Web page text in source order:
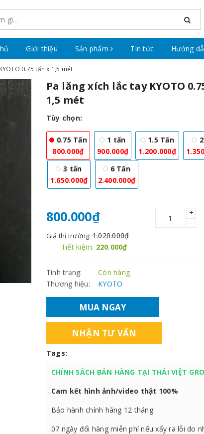
Giới thiệu Sản phẩm Tin tức Hướng
0.75 tấn x 1,5 mét
Pa lăng xích lắc tay KYOTO
1,5 mét
Tùy chọn:
0.75 Tấn
800.000₫
1 tấn
900.000₫
1.5 Tấn
1.200.000₫
3 tấn
1.650.000₫
6 Tấn
2.400.000₫
800.000₫
Giá thị trường:1.020.000₫
Tiết kiệm: 220.000₫
+
–
Tình trạng:
Còn hàng
Thương hiệu:
KYOTO
MUA NGAY
NHẬN TƯ VẤN
Tags:
CHÍNH SÁCH BÁN HÀNG TẠI THÁI VIỆT
Cam kết hình ảnh/video thật 100%
Bảo hành chính hãng 12 tháng
07 ngày đổi hàng miễn phí nếu xẩy ra lỗi do